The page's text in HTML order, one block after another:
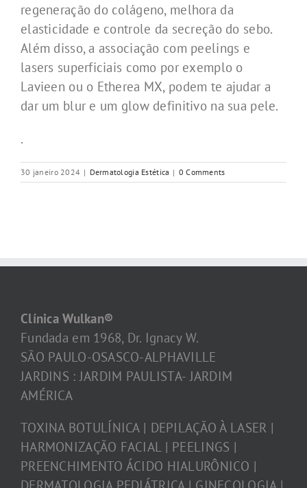
regeneração do colágeno, melhora da
elasticidade e controle da secreção do sebo.
Além disso, a associação com peelings e
lasers superficiais como por exemplo o
Lavieen ou o Etherea MX, podem te ajudar a
dar um blur e um glow definitivo na sua pele.
.
30 janeiro 2024 | Dermatologia Estética | 0 Comments
Clínica Wulkan®
Fundada em 1968, Dr. Ignacy W.
SÃO PAULO-OSASCO-ALPHAVILLE
JARDINS : JARDIM PAULISTA- JARDIM
AMÉRICA
TOXINA BOTULÍNICA | DEPILAÇÃO À LASER |
HARMONIZAÇÃO FACIAL | PEELINGS |
PREENCHIMENTO ÁCIDO HIALURÔNICO |